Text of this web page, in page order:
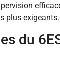
plus exigeants.
du